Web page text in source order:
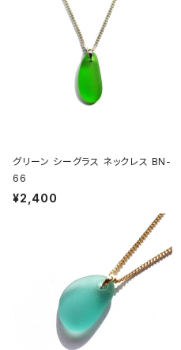
グリーン シーグラス ネックレス BN-
66
¥2,400